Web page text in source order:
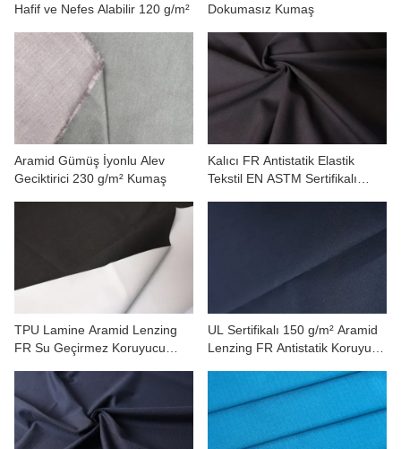
Hafif ve Nefes Alabilir 120 g/m²
Dokumasız Kumaş
Aramid Gümüş İyonlu Alev
Geciktirici 230 g/m² Kumaş
Kalıcı FR Antistatik Elastik
Tekstil EN ASTM Sertifikalı
TPU Lamine Aramid Lenzing
FR Su Geçirmez Koruyucu
UL Sertifikalı 150 g/m² Aramid
Lenzing FR Antistatik Koruyucu